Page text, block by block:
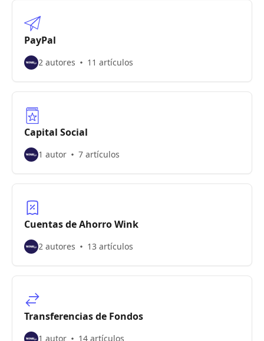
PayPal
2 autores 11 artículos
Capital Social
1 autor 7 artículos
Cuentas de Ahorro Wink
2 autores 13 artículos
Transferencias de Fondos
1 autor 14 artículos